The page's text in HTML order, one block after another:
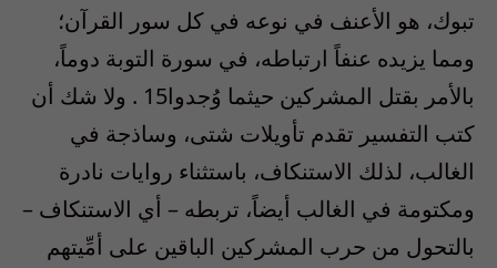
تبوك، هو الأعنف في نوعه في كل سور القرآن؛
ومما يزيده عنفاً ارتباطه، في سورة التوبة دوماً،
بالأمر بقتل المشركين حيثما وُجدوا15 . ولا شك أن
كتب التفسير تقدم تأويلات شتى، وساذجة في
الغالب، لذلك الاستنكاف، باستثناء روايات نادرة
ومكتومة في الغالب أيضاً، تربطه – أي الاستنكاف –
بالتحول من حرب المشركين الباقين على أمِّيتهم